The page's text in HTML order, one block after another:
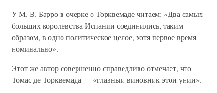
У М. В. Барро в очерке о Торквемаде читаем: «Два самых
больших королевства Испании соединились, таким
образом, в одно политическое целое, хотя первое время
номинально».
Этот же автор совершенно справедливо отмечает, что
Томас де Торквемада — «главный виновник этой унии».